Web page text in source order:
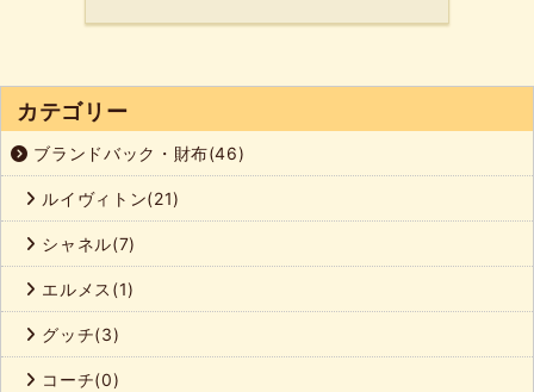
カテゴリー
ブランドバック・財布(46)
ルイヴィトン(21)
シャネル(7)
エルメス(1)
グッチ(3)
コーチ(0)